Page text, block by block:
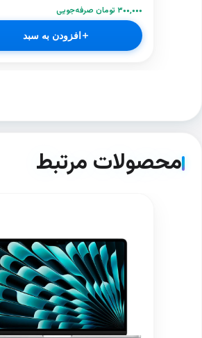
۳۰۰,۰۰۰ تومان صرفه‌جویی
افزودن به سبد
محصولات مرتبط